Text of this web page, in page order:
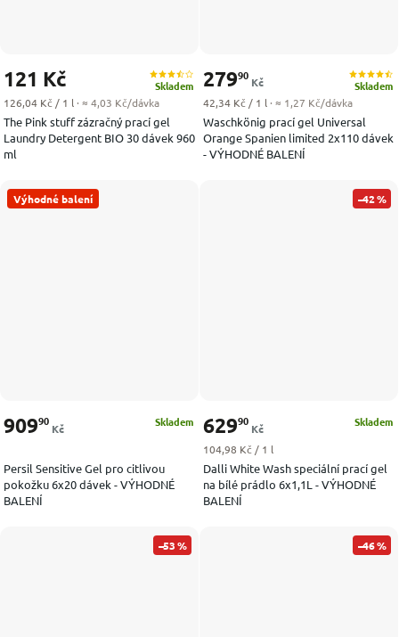
The Pink stuff zázračný prací gel
Laundry Detergent BIO 30 dávek 960
ml
Skladem
121 Kč
Měrná cena:
126,04 Kč / 1 l · ≈ 4,03 Kč/dávka
Waschkönig prací gel Universal
Orange Spanien limited 2x110 dávek
- VÝHODNÉ BALENÍ
Skladem
27990
Kč
Měrná cena:
42,34 Kč / 1 l · ≈ 1,27 Kč/dávka
Výhodné balení
Persil Sensitive Gel pro citlivou
pokožku 6x20 dávek - VÝHODNÉ
BALENÍ
Skladem
90990
Kč
–42 %
Dalli White Wash speciální prací gel
na bílé prádlo 6x1,1L - VÝHODNÉ
BALENÍ
Skladem
62990
Kč
Měrná cena:
104,98 Kč / 1 l
–53 % –46 %